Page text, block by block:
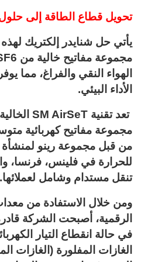
تحويل قطاع الطاقة إلى حلول
يأتي حل شنايدر إلكتريك
الهواء النقي والفراغ، مما
الأداء البيئي.
مجموعة مفاتيح كهربائية
من قبل مجموعة رينو لمنشأة
للحرارة في فلينس، فرنسا،
تنقل مستدام وشامل لعملائها.
الرقمية، أصبحت الشركة
في حالة انقطاع التيار
الغازات المفلورة (الغازات